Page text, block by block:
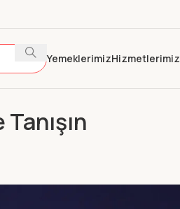
YemeklerimizHizmetlerimiz